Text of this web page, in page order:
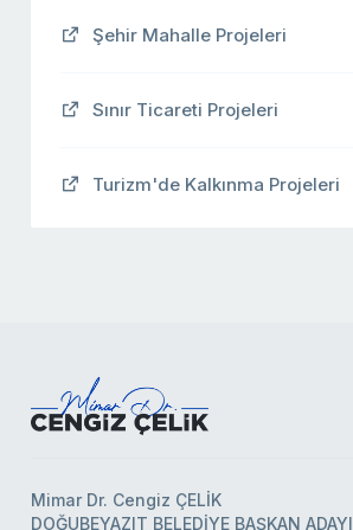
Şehir Mahalle Projeleri
Sınır Ticareti Projeleri
Turizm'de Kalkınma Projeleri
Mimar Dr. Cengiz ÇELİK
DOĞUBEYAZIT BELEDİYE BAŞKAN ADAYI